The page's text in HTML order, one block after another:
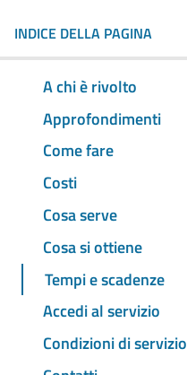
INDICE DELLA PAGINA
A chi è rivolto
Approfondimenti
Come fare
Costi
Cosa serve
Cosa si ottiene
Tempi e scadenze
Accedi al servizio
Condizioni di servizio